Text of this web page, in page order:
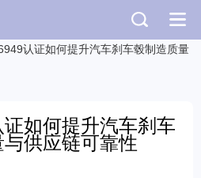
认证如何提升汽车刹车毂制造质量
证如何提升汽车刹车
供应链可靠性